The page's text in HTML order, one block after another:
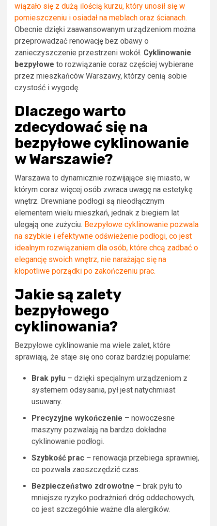
wiązało się z dużą ilością kurzu, który unosił się w
pomieszczeniu i osiadał na meblach oraz ścianach.
Obecnie dzięki zaawansowanym urządzeniom można
przeprowadzać renowację bez obawy o
zanieczyszczenie przestrzeni wokół. Cyklinowanie
bezpyłowe to rozwiązanie coraz częściej wybierane
przez mieszkańców Warszawy, którzy cenią sobie
czystość i wygodę.
Dlaczego warto
zdecydować się na
bezpyłowe cyklinowanie
w Warszawie?
Warszawa to dynamicznie rozwijające się miasto, w
którym coraz więcej osób zwraca uwagę na estetykę
wnętrz. Drewniane podłogi są nieodłącznym
elementem wielu mieszkań, jednak z biegiem lat
ulegają one zużyciu. Bezpyłowe cyklinowanie pozwala
na szybkie i efektywne odświeżenie podłogi, co jest
idealnym rozwiązaniem dla osób, które chcą zadbać o
elegancję swoich wnętrz, nie narażając się na
kłopotliwe porządki po zakończeniu prac.
Jakie są zalety
bezpyłowego
cyklinowania?
Bezpyłowe cyklinowanie ma wiele zalet, które
sprawiają, że staje się ono coraz bardziej popularne:
Brak pyłu – dzięki specjalnym urządzeniom z
systemem odsysania, pył jest natychmiast
usuwany.
Precyzyjne wykończenie – nowoczesne
maszyny pozwalają na bardzo dokładne
cyklinowanie podłogi.
Szybkość prac – renowacja przebiega sprawniej,
co pozwala zaoszczędzić czas.
Bezpieczeństwo zdrowotne – brak pyłu to
mniejsze ryzyko podrażnień dróg oddechowych,
co jest szczególnie ważne dla alergików.